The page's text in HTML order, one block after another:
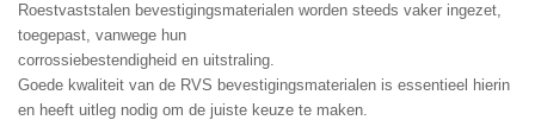
Roestvaststalen bevestigingsmaterialen worden steeds vaker ingezet,
toegepast, vanwege hun
corrossiebestendigheid en uitstraling.
Goede kwaliteit van de RVS bevestigingsmaterialen is essentieel hierin
en heeft uitleg nodig om de juiste keuze te maken.